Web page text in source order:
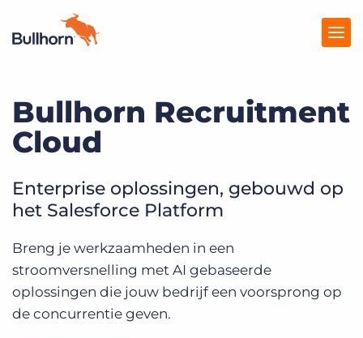
Producten
Prijzen
Kennisbank
Marketplace
Over Ons
Bullhorn Recruitment
Cloud
Enterprise oplossingen, gebouwd op
het Salesforce Platform
Breng je werkzaamheden in een
stroomversnelling met AI gebaseerde
oplossingen die jouw bedrijf een voorsprong op
de concurrentie geven.